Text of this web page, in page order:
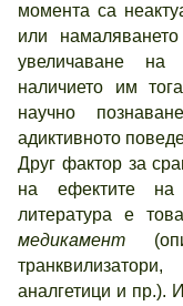
момента са
или
увеличаване на
наличието им
научно
адиктивното
Друг фактор за
на ефектите на
литература е
медикамент
аналгетици и пр.).